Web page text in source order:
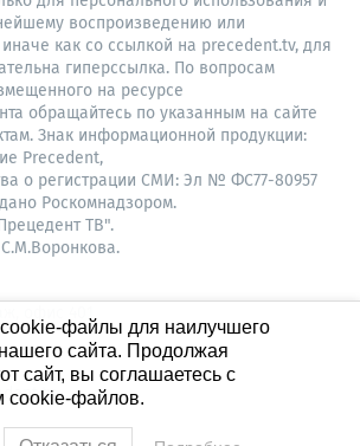
воспроизведению или
как со ссылкой на precedent.tv, для
гиперссылка. По вопросам
на ресурсе
обращайтесь по указанным на сайте
Знак информационной продукции:
Precedent,
о регистрации СМИ: Эл № ФС77-80957
Роскомнадзором.
ТВ".
файлы для наилучшего
сайта. Продолжая
сайт, вы соглашаетесь с
cookie-файлов.